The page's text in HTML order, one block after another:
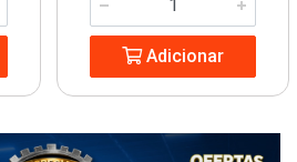
Adicionar